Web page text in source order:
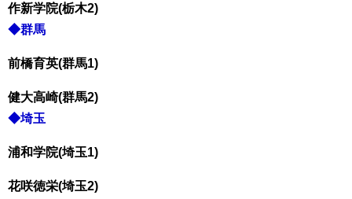
作新学院(栃木2)
◆群馬
前橋育英(群馬1)
健大高崎(群馬2)
◆埼玉
浦和学院(埼玉1)
花咲徳栄(埼玉2)